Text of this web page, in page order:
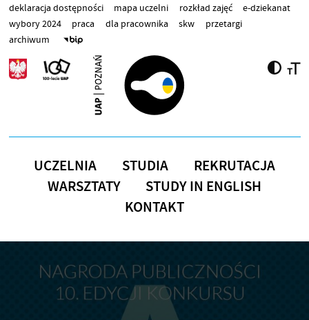
Przejdź do treści
deklaracja dostępności mapa uczelni rozkład zajęć
e-dziekanat
wybory 2024
praca dla pracownika skw
przetargi
archiwum
UCZELNIA STUDIA
REKRUTACJA
WARSZTATY
STUDY IN ENGLISH
KONTAKT